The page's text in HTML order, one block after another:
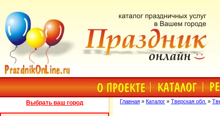
Выбрать ваш город Главная » Каталог » Тверская обл. »